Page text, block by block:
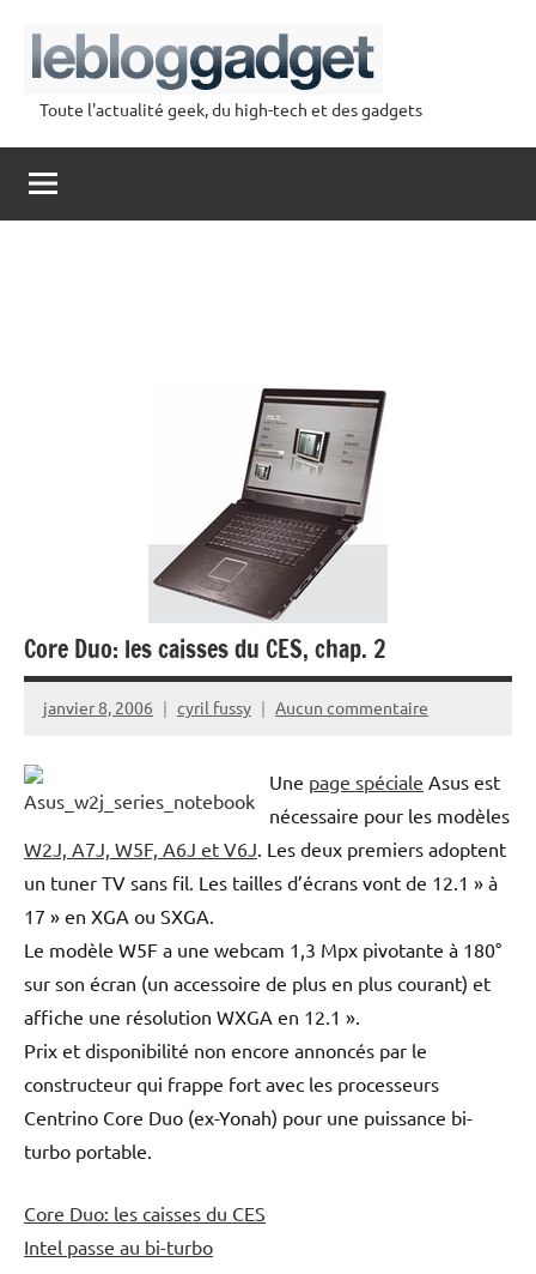
contenu
lebloggadget
Toute l'actualité geek, du high-tech et des gadgets
Core Duo: les caisses du CES, chap. 2
janvier 8, 2006 cyril fussy Aucun commentaire
Une page spéciale Asus est
nécessaire pour les modèles
W2J, A7J, W5F, A6J et V6J . Les deux premiers adoptent
un tuner TV sans fil. Les tailles d’écrans vont de 12.1 » à
17 » en XGA ou SXGA.
Le modèle W5F a une webcam 1,3 Mpx pivotante à 180°
sur son écran (un accessoire de plus en plus courant) et
affiche une résolution WXGA en 12.1 ».
Prix et disponibilité non encore annoncés par le
constructeur qui frappe fort avec les processeurs
Centrino Core Duo (ex-Yonah) pour une puissance bi-
turbo portable.
Core Duo: les caisses du CES
Intel passe au bi-turbo